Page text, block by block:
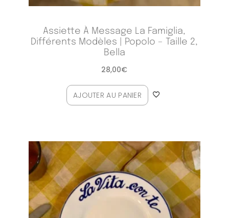
Assiette À Message La Famiglia,
Différents Modèles | Popolo – Taille 2,
Bella
28,00€
AJOUTER AU PANIER